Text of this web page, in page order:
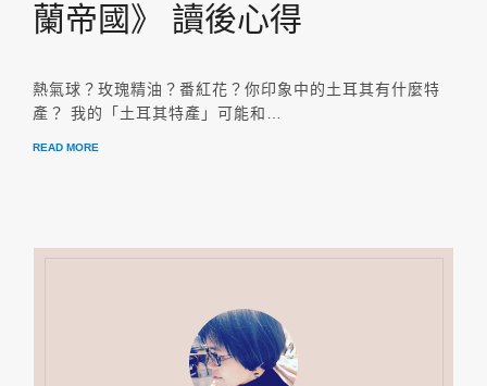
蘭帝國》 讀後心得
熱氣球？玫瑰精油？番紅花？你印象中的土耳其有什麼特
產？ 我的「土耳其特產」可能和…
READ MORE